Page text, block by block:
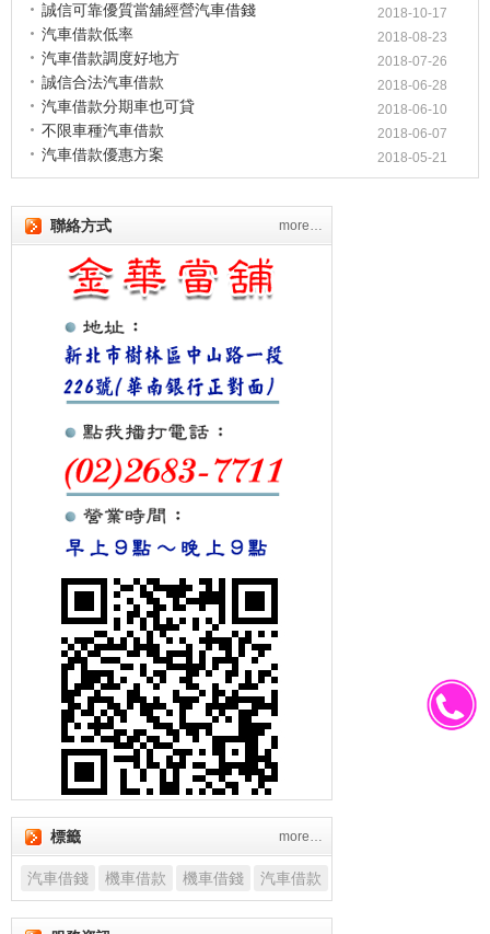
誠信可靠優質當舖經營汽車借錢 2018-10-17
汽車借款低率 2018-08-23
汽車借款調度好地方 2018-07-26
誠信合法汽車借款 2018-06-28
汽車借款分期車也可貸 2018-06-10
不限車種汽車借款 2018-06-07
汽車借款優惠方案 2018-05-21
聯絡方式 more…
標籤 more…
汽車借錢 機車借款 機車借錢 汽車借款
還款彈性汽車借款